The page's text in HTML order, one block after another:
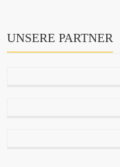
UNSERE PARTNER